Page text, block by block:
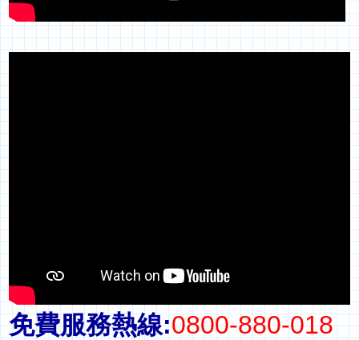
免費服務熱線:0800-880-018